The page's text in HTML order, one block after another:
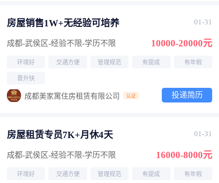
房屋销售1W+无经验可培养 01-31
成都-武侯区-经验不限-学历不限 10000-20000元
环境好 交通方便 管理规范 有提成 有年假
晋升快
成都美家寓住房租赁有限公司 认证 投递简历
房屋租赁专员7K+月休4天 01-31
成都-武侯区-经验不限-学历不限 16000-8000元
环境好 交通方便 管理规范 有提成 有年假